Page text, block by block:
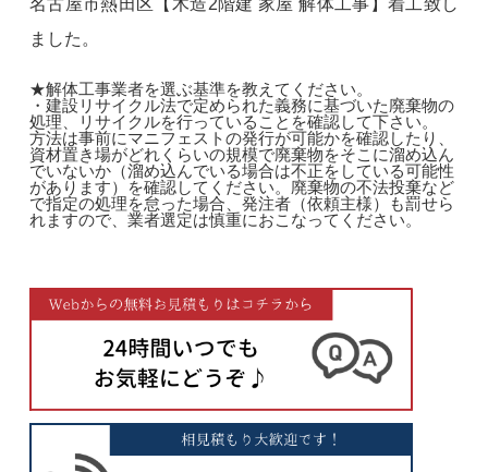
名古屋市熱田区【木造2階建 家屋 解体工事】着工致し
ました。
★解体工事業者を選ぶ基準を教えてください。
・建設リサイクル法で定められた義務に基づいた廃棄物の
処理、リサイクルを行っていることを確認して下さい。
方法は事前にマニフェストの発行が可能かを確認したり、
資材置き場がどれくらいの規模で廃棄物をそこに溜め込ん
でいないか（溜め込んでいる場合は不正をしている可能性
があります）を確認してください。廃棄物の不法投棄など
で指定の処理を怠った場合、発注者（依頼主様）も罰せら
れますので、業者選定は慎重におこなってください。